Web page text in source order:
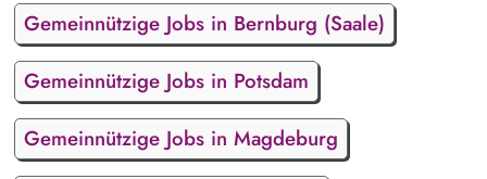
Gemeinnützige Jobs in Bernburg (Saale)
Gemeinnützige Jobs in Potsdam
Gemeinnützige Jobs in Magdeburg